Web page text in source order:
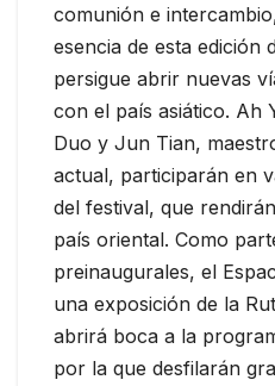
comunión e
esencia de esta edición
persigue abrir nuevas
con el país asiático. Ah
Duo y Jun Tian,
actual, participarán en
del festival, que
país oriental. Como
preinaugurales, el
una exposición de la
abrirá boca a la
por la que desfilarán